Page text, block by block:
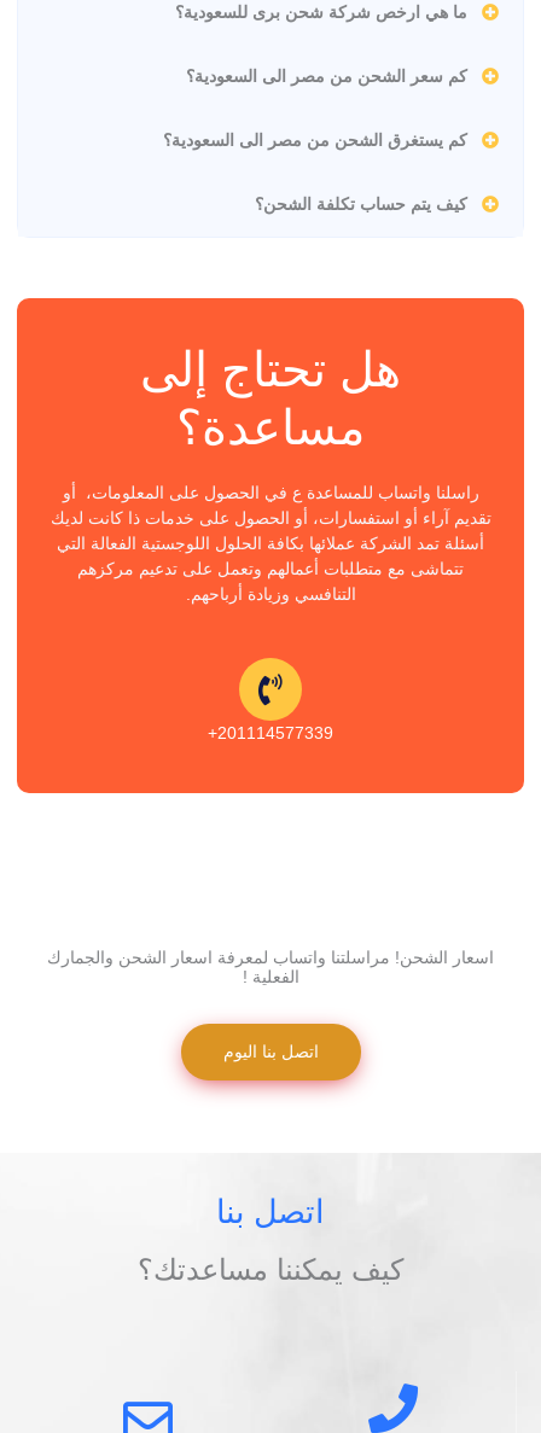
ما هي ارخص شركة شحن برى للسعودية؟
كم سعر الشحن من مصر الى السعودية؟
كم يستغرق الشحن من مصر الى السعودية؟
كيف يتم حساب تكلفة الشحن؟
هل تحتاج إلى
مساعدة؟
راسلنا واتساب للمساعدة ع في الحصول على المعلومات، أو
تقديم آراء أو استفسارات، أو الحصول على خدمات ذا كانت لديك
أسئلة تمد الشركة عملائها بكافة الحلول اللوجستية الفعالة التي
تتماشى مع متطلبات أعمالهم وتعمل على تدعيم مركزهم
التنافسي وزيادة أرباحهم.
201114577339+
اسعار الشحن! مراسلتنا واتساب لمعرفة اسعار الشحن والجمارك
الفعلية !
اتصل بنا اليوم
اتصل بنا
كيف يمكننا مساعدتك؟